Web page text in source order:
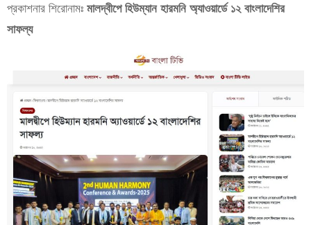
প্রকাশনার শিরোনামঃ মালদ্বীপে হিউম্যান হারমনি অ্যাওয়ার্ডে ১২ বাংলাদেশির
সাফল্য